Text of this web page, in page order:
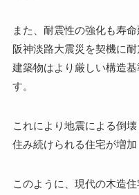
また、耐震性の強化も寿
阪神淡路大震災を契機に
建築物はより厳しい構造
す。
これにより地震による倒
住み続けられる住宅が増加
このように、現代の木造